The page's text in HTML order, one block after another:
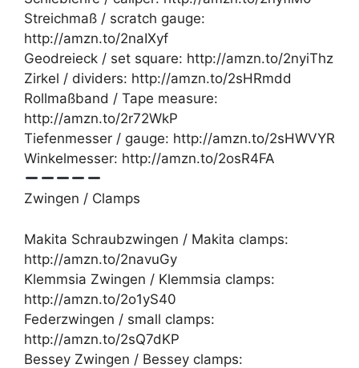
Streichmaß / scratch gauge:
http://amzn.to/2naIXyf
Geodreieck / set square: http://amzn.to/2nyiThz
Zirkel / dividers: http://amzn.to/2sHRmdd
Rollmaßband / Tape measure:
http://amzn.to/2r72WkP
Tiefenmesser / gauge: http://amzn.to/2sHWVYR
Winkelmesser: http://amzn.to/2osR4FA
Zwingen / Clamps
Makita Schraubzwingen / Makita clamps:
http://amzn.to/2navuGy
Klemmsia Zwingen / Klemmsia clamps:
http://amzn.to/2o1yS40
Federzwingen / small clamps:
http://amzn.to/2sQ7dKP
Bessey Zwingen / Bessey clamps: